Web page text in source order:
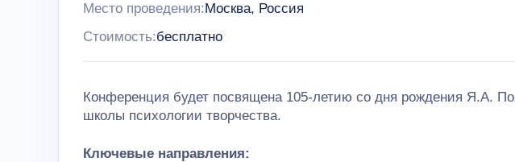
Место проведения:Москва, Россия
Стоимость:бесплатно
Конференция будет посвящена 105-летию со дня рождения Я.А.
школы психологии творчества.
Ключевые направления: